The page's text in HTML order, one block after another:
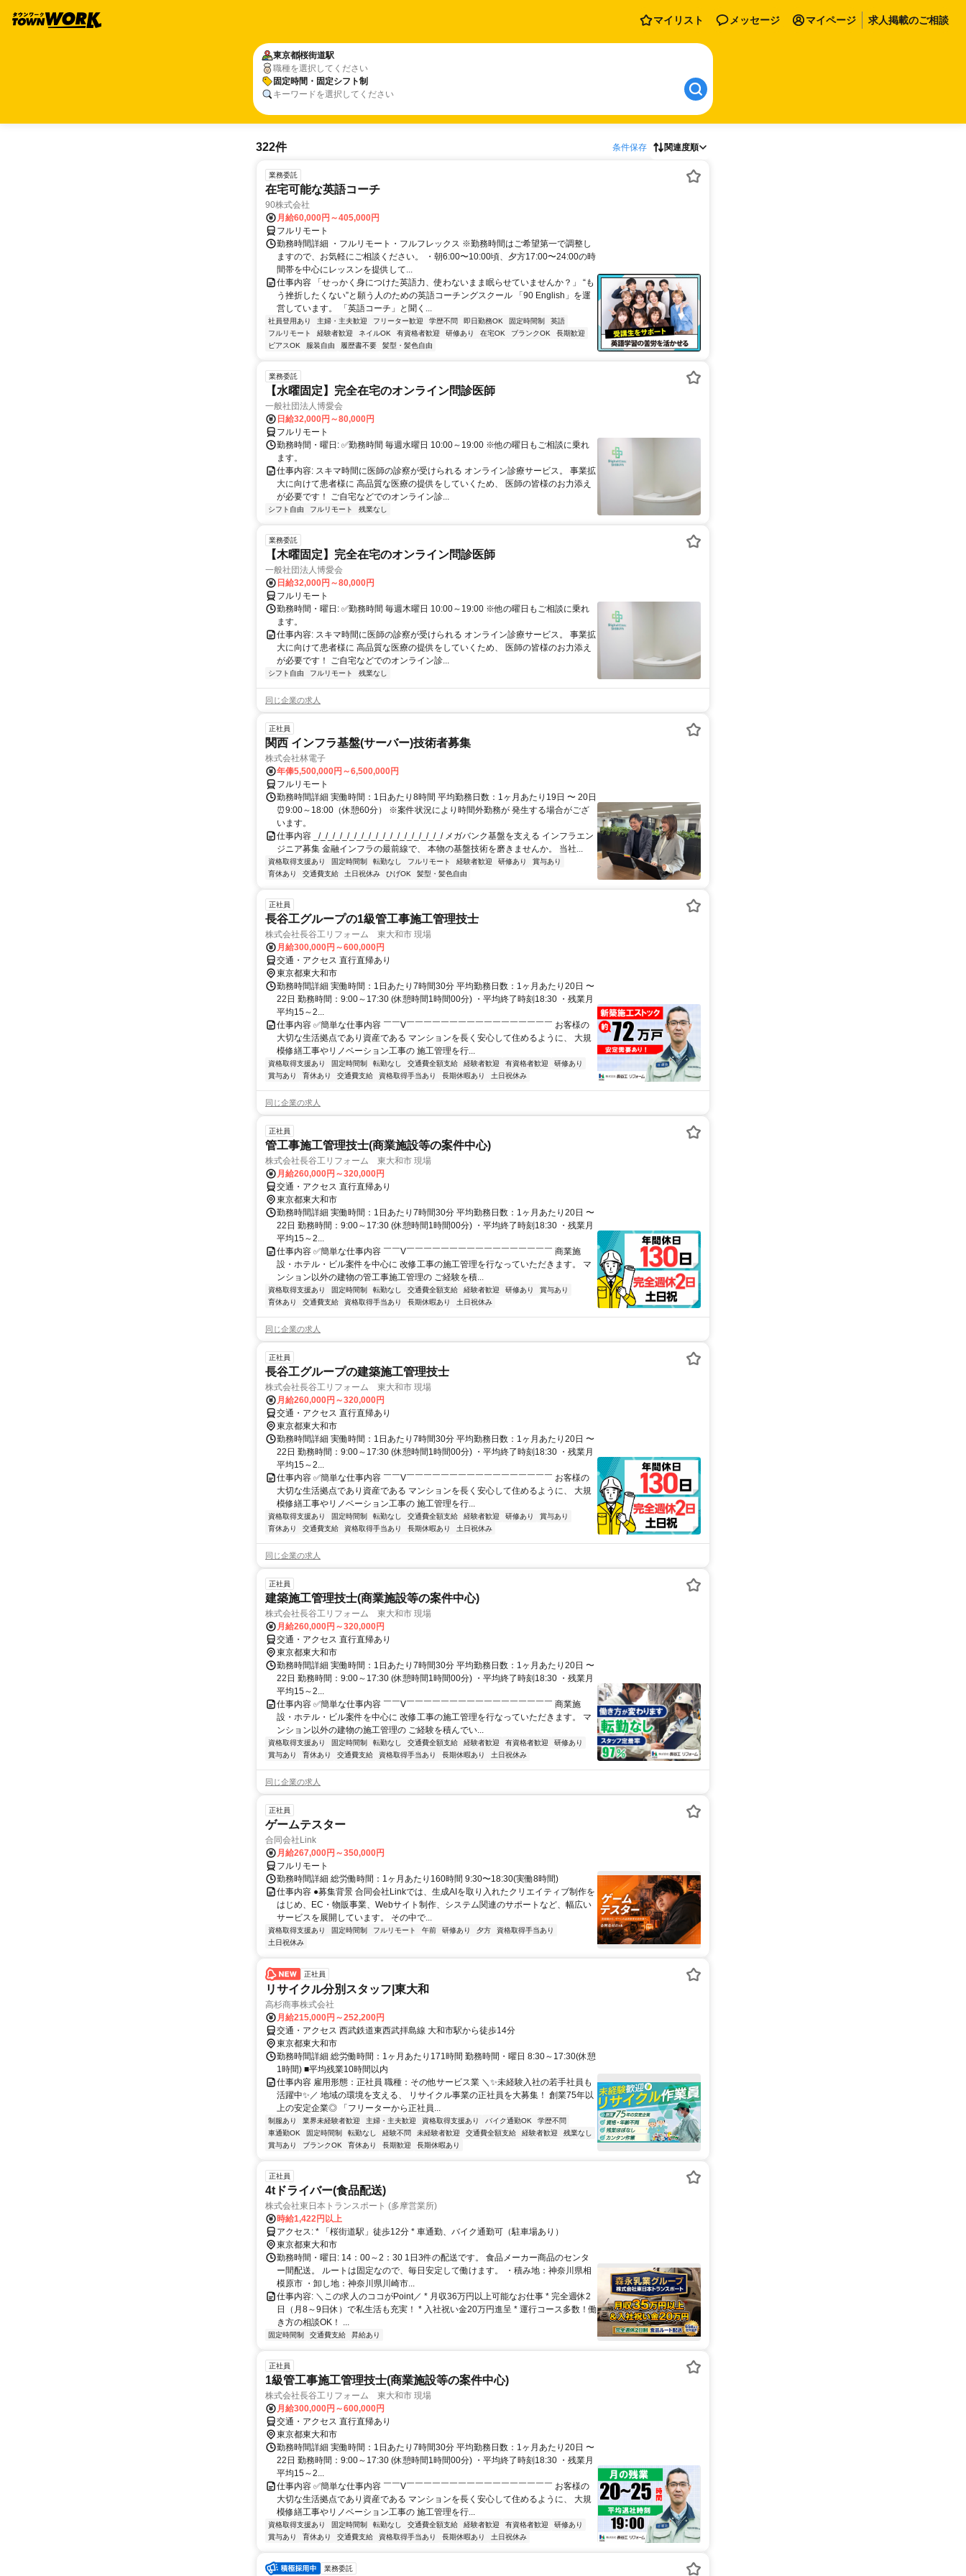
マイリスト メッセージ マイページ 求人掲載のご相談
東京都桜街道駅
職種を選択してください
固定時間・固定シフト制
キーワードを選択してください
322件 条件保存 関連度順
業務委託
在宅可能な英語コーチ
90株式会社
月給60,000円～405,000円
フルリモート
勤務時間詳細 ・フルリモート・フルフレックス ※勤務時間はご希望第一で調整し
ますので、お気軽にご相談ください。 ・朝6:00〜10:00頃、夕方17:00〜24:00の時
間帯を中心にレッスンを提供して...
仕事内容 「せっかく身につけた英語力、使わないまま眠らせていませんか？」 “も
う挫折したくない”と願う人のための英語コーチングスクール 「90 English」を運
営しています。 「英語コーチ」と聞く...
社員登用あり 主婦・主夫歓迎 フリーター歓迎 学歴不問 即日勤務OK 固定時間制
英語
フルリモート
経験者歓迎 ネイルOK 有資格者歓迎 研修あり 在宅OK ブランクOK
長期歓迎
ピアスOK
服装自由 履歴書不要 髪型・髪色自由
業務委託
【水曜固定】完全在宅のオンライン問診医師
一般社団法人博愛会
日給32,000円～80,000円
フルリモート
勤務時間・曜日: ✅勤務時間 毎週水曜日 10:00～19:00 ※他の曜日もご相談に乗れ
ます。
仕事内容: スキマ時間に医師の診察が受けられる オンライン診療サービス。 事業拡
大に向けて患者様に 高品質な医療の提供をしていくため、 医師の皆様のお力添え
が必要です！ ご自宅などでのオンライン診...
シフト自由 フルリモート 残業なし
業務委託
【木曜固定】完全在宅のオンライン問診医師
一般社団法人博愛会
日給32,000円～80,000円
フルリモート
勤務時間・曜日: ✅勤務時間 毎週木曜日 10:00～19:00 ※他の曜日もご相談に乗れ
ます。
仕事内容: スキマ時間に医師の診察が受けられる オンライン診療サービス。 事業拡
大に向けて患者様に 高品質な医療の提供をしていくため、 医師の皆様のお力添え
が必要です！ ご自宅などでのオンライン診...
シフト自由 フルリモート 残業なし
同じ企業の求人
正社員
関西 インフラ基盤(サーバー)技術者募集
株式会社林電子
年俸5,500,000円～6,500,000円
フルリモート
勤務時間詳細 実働時間：1日あたり8時間 平均勤務日数：1ヶ月あたり19日 〜 20日
⏰9:00～18:00（休憩60分） ※案件状況により時間外勤務が 発生する場合がござ
います。
仕事内容 _/_/_/_/_/_/_/_/_/_/_/_/_/_/_/_/_/_/ メガバンク基盤を支える インフラエン
ジニア募集 金融インフラの最前線で、 本物の基盤技術を磨きませんか。 当社...
資格取得支援あり 固定時間制 転勤なし フルリモート 経験者歓迎 研修あり
賞与あり
育休あり
交通費支給 土日祝休み ひげOK 髪型・髪色自由
正社員
長谷工グループの1級管工事施工管理技士
株式会社長谷工リフォーム 東大和市 現場
月給300,000円～600,000円
交通・アクセス 直行直帰あり
東京都東大和市
勤務時間詳細 実働時間：1日あたり7時間30分 平均勤務日数：1ヶ月あたり20日 〜
22日 勤務時間：9:00～17:30 (休憩時間1時間00分) ・平均終了時刻18:30 ・残業月
平均15～2...
仕事内容 ✅簡単な仕事内容 ￣￣V￣￣￣￣￣￣￣￣￣￣￣￣￣￣￣￣￣ お客様の
大切な生活拠点であり資産である マンションを長く安心して住めるように、 大規
模修繕工事やリノベーション工事の 施工管理を行...
資格取得支援あり 固定時間制 転勤なし 交通費全額支給 経験者歓迎 有資格者歓迎
研修あり
賞与あり
育休あり 交通費支給 資格取得手当あり 長期休暇あり 土日祝休み
同じ企業の求人
正社員
管工事施工管理技士(商業施設等の案件中心)
株式会社長谷工リフォーム 東大和市 現場
月給260,000円～320,000円
交通・アクセス 直行直帰あり
東京都東大和市
勤務時間詳細 実働時間：1日あたり7時間30分 平均勤務日数：1ヶ月あたり20日 〜
22日 勤務時間：9:00～17:30 (休憩時間1時間00分) ・平均終了時刻18:30 ・残業月
平均15～2...
仕事内容 ✅簡単な仕事内容 ￣￣V￣￣￣￣￣￣￣￣￣￣￣￣￣￣￣￣￣ 商業施
設・ホテル・ビル案件を中心に 改修工事の施工管理を行なっていただきます。 マ
ンション以外の建物の管工事施工管理の ご経験を積...
資格取得支援あり 固定時間制 転勤なし 交通費全額支給 経験者歓迎 研修あり
賞与あり
育休あり
交通費支給 資格取得手当あり 長期休暇あり 土日祝休み
同じ企業の求人
正社員
長谷工グループの建築施工管理技士
株式会社長谷工リフォーム 東大和市 現場
月給260,000円～320,000円
交通・アクセス 直行直帰あり
東京都東大和市
勤務時間詳細 実働時間：1日あたり7時間30分 平均勤務日数：1ヶ月あたり20日 〜
22日 勤務時間：9:00～17:30 (休憩時間1時間00分) ・平均終了時刻18:30 ・残業月
平均15～2...
仕事内容 ✅簡単な仕事内容 ￣￣V￣￣￣￣￣￣￣￣￣￣￣￣￣￣￣￣￣ お客様の
大切な生活拠点であり資産である マンションを長く安心して住めるように、 大規
模修繕工事やリノベーション工事の 施工管理を行...
資格取得支援あり 固定時間制 転勤なし 交通費全額支給 経験者歓迎 研修あり
賞与あり
育休あり
交通費支給 資格取得手当あり 長期休暇あり 土日祝休み
同じ企業の求人
正社員
建築施工管理技士(商業施設等の案件中心)
株式会社長谷工リフォーム 東大和市 現場
月給260,000円～320,000円
交通・アクセス 直行直帰あり
東京都東大和市
勤務時間詳細 実働時間：1日あたり7時間30分 平均勤務日数：1ヶ月あたり20日 〜
22日 勤務時間：9:00～17:30 (休憩時間1時間00分) ・平均終了時刻18:30 ・残業月
平均15～2...
仕事内容 ✅簡単な仕事内容 ￣￣V￣￣￣￣￣￣￣￣￣￣￣￣￣￣￣￣￣ 商業施
設・ホテル・ビル案件を中心に 改修工事の施工管理を行なっていただきます。 マ
ンション以外の建物の施工管理の ご経験を積んでい...
資格取得支援あり 固定時間制 転勤なし 交通費全額支給 経験者歓迎 有資格者歓迎
研修あり
賞与あり
育休あり 交通費支給 資格取得手当あり 長期休暇あり 土日祝休み
同じ企業の求人
正社員
ゲームテスター
合同会社Link
月給267,000円～350,000円
フルリモート
勤務時間詳細 総労働時間：1ヶ月あたり160時間 9:30〜18:30(実働8時間)
仕事内容 ●募集背景 合同会社Linkでは、生成AIを取り入れたクリエイティブ制作を
はじめ、EC・物販事業、Webサイト制作、システム関連のサポートなど、幅広い
サービスを展開しています。 その中で...
資格取得支援あり 固定時間制 フルリモート 午前 研修あり 夕方
資格取得手当あり
土日祝休み
正社員
リサイクル分別スタッフ|東大和
高杉商事株式会社
月給215,000円～252,200円
交通・アクセス 西武鉄道東西武拝島線 大和市駅から徒歩14分
東京都東大和市
勤務時間詳細 総労働時間：1ヶ月あたり171時間 勤務時間・曜日 8:30～17:30(休憩
1時間) ■平均残業10時間以内
仕事内容 雇用形態：正社員 職種：その他サービス業 ＼✨未経験入社の若手社員も
活躍中✨／ 地域の環境を支える、 リサイクル事業の正社員を大募集！ 創業75年以
上の安定企業◎ 「フリーターから正社員...
制服あり 業界未経験者歓迎 主婦・主夫歓迎 資格取得支援あり バイク通勤OK
学歴不問
車通勤OK
固定時間制 転勤なし 経験不問 未経験者歓迎 交通費全額支給 経験者歓迎
残業なし
賞与あり
ブランクOK 育休あり 長期歓迎 長期休暇あり
正社員
4tドライバー(食品配送)
株式会社東日本トランスポート (多摩営業所)
時給1,422円以上
アクセス: * 「桜街道駅」徒歩12分 * 車通勤、バイク通勤可（駐車場あり）
東京都東大和市
勤務時間・曜日: 14：00～2：30 1日3件の配送です。 食品メーカー商品のセンタ
ー間配送。 ルートは固定なので、毎日安定して働けます。 ・積み地：神奈川県相
模原市 ・卸し地：神奈川県川崎市...
仕事内容: ＼この求人のココがPoint／ * 月収36万円以上可能なお仕事 * 完全週休2
日（月8～9日休）で私生活も充実！ * 入社祝い金20万円進呈 * 運行コース多数！働
き方の相談OK！ ...
固定時間制 交通費支給 昇給あり
正社員
1級管工事施工管理技士(商業施設等の案件中心)
株式会社長谷工リフォーム 東大和市 現場
月給300,000円～600,000円
交通・アクセス 直行直帰あり
東京都東大和市
勤務時間詳細 実働時間：1日あたり7時間30分 平均勤務日数：1ヶ月あたり20日 〜
22日 勤務時間：9:00～17:30 (休憩時間1時間00分) ・平均終了時刻18:30 ・残業月
平均15～2...
仕事内容 ✅簡単な仕事内容 ￣￣V￣￣￣￣￣￣￣￣￣￣￣￣￣￣￣￣￣ お客様の
大切な生活拠点であり資産である マンションを長く安心して住めるように、 大規
模修繕工事やリノベーション工事の 施工管理を行...
資格取得支援あり 固定時間制 転勤なし 交通費全額支給 経験者歓迎 有資格者歓迎
研修あり
賞与あり
育休あり 交通費支給 資格取得手当あり 長期休暇あり 土日祝休み
業務委託